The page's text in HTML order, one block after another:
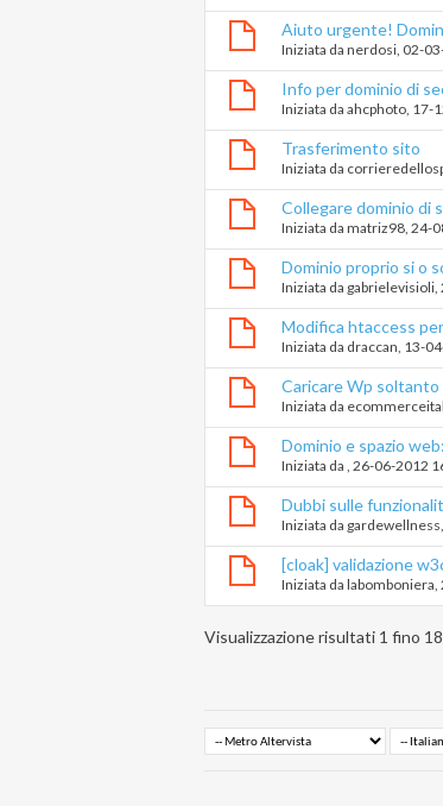
Aiuto urgente!
Iniziata da nerdosi ‎, 02-
Info per dominio di
Iniziata da ahcphoto ‎,
Trasferimento sito
Iniziata da
Collegare dominio di
Altervista (e redirect)
Iniziata da matriz98 ‎, 24-
Dominio proprio si o
Iniziata da gabrielevisioli
Modifica htaccess
Iniziata da draccan ‎, 13-
Caricare Wp soltanto
Iniziata da
Dominio e spazio
Iniziata da ‎, 26-06-2012
Dubbi sulle
Iniziata da gardewellness
[cloak] validazione
Iniziata da labomboniera
Visualizzazione risultati 1 fino